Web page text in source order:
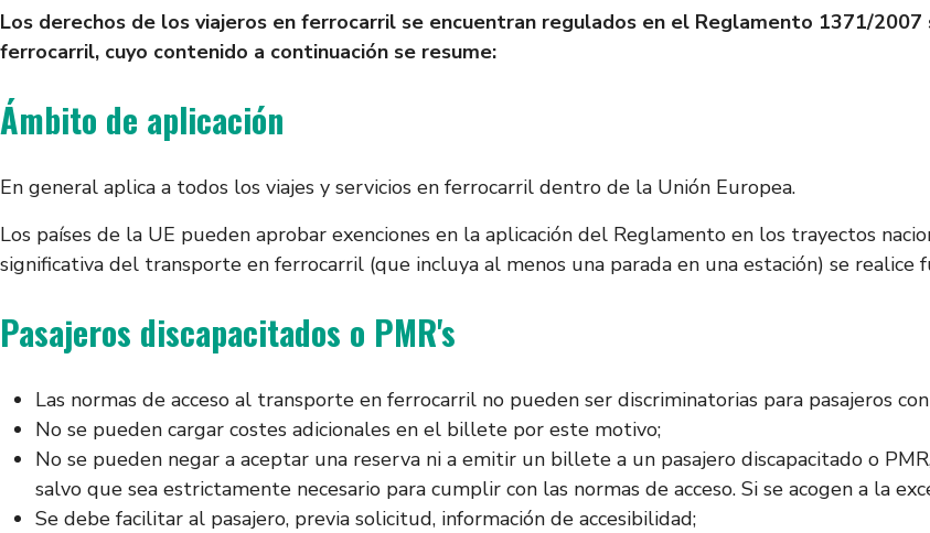
Los derechos de los viajeros en ferrocarril se encuentran regulados en el Reglamento 1371/
ferrocarril, cuyo contenido a continuación se resume:
Ámbito de aplicación
En general aplica a todos los viajes y servicios en ferrocarril dentro de la Unión Europea.
Los países de la UE pueden aprobar exenciones en la aplicación del Reglamento en los trayectos
significativa del transporte en ferrocarril (que incluya al menos una parada en una estación) se realice
Pasajeros discapacitados o PMR's
Las normas de acceso al transporte en ferrocarril no pueden ser discriminatorias para pasajeros con
No se pueden cargar costes adicionales en el billete por este motivo;
No se pueden negar a aceptar una reserva ni a emitir un billete a un pasajero discapacitado o
salvo que sea estrictamente necesario para cumplir con las normas de acceso. Si se acogen a la
Se debe facilitar al pasajero, previa solicitud, información de accesibilidad;